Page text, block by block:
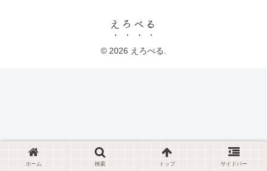
えろべる
© 2026 えろべる.
ホーム 検索 トップ サイドバー